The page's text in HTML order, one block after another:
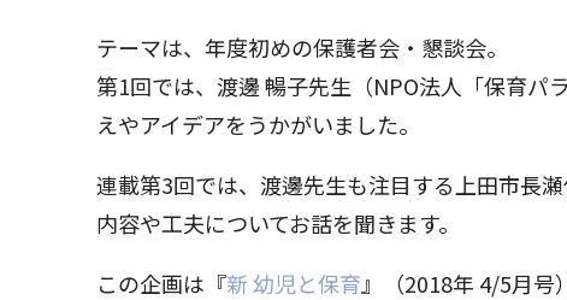
テーマは、年度初めの保護者会・懇談会。
第1回では、渡邊 暢子先生（NPO法人「保育パ
えやアイデアをうかがいました。
連載第3回では、渡邊先生も注目する上田市長
内容や工夫についてお話を聞きます。
この企画は『新 幼児と保育』（2018年 4/5月号